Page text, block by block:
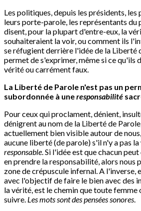
Les politiques, depuis les présidents, les
leurs porte-parole, les représentants du
disent, pour la plupart d'entre-eux, la
souhaiteraient la voir, ou comment ils
se réfugient derrière l'idée de la Liberté
permet de s'exprimer, même si ce qu'ils
vérité ou carrément faux.
La Liberté de Parole n'est pas un
subordonnée à uneresponsabilité
Pour ceux qui proclament, dénient,
dénigrent au nom de la Liberté de
actuellement bien visible autour de
aucune liberté (de parole) s'il n'y a pas
responsable . Si l'idée est que chacun
en prendre la responsabilité, alors nous
zone de crépuscule infernal. A l'inverse,
avec l'objectif de faire le bien avec des
la vérité, est le chemin que toute
suivre. Les mots sont des pensées sonores